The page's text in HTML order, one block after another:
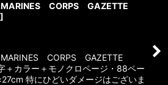
.MARINES CORPS GAZETTE
]
CORPS GAZETTE
＋カラー＋モノクロページ・88ペー
特にひどいダメージはございま